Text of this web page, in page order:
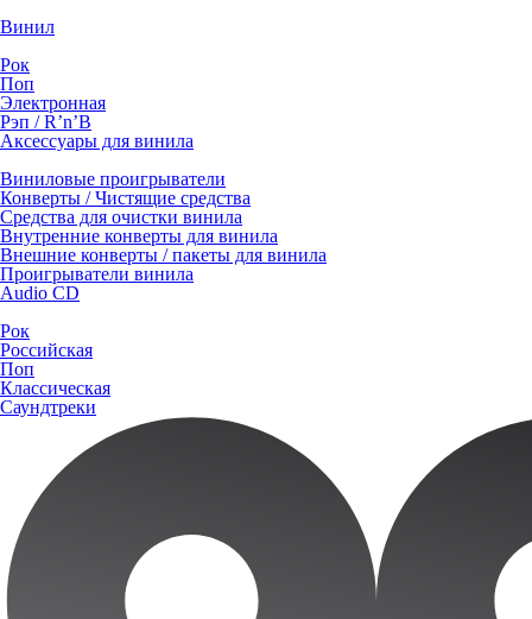
Винил
Рок
Поп
Электронная
Рэп / R’n’B
Аксессуары для винила
Виниловые проигрыватели
Конверты / Чистящие средства
Средства для очистки винила
Внутренние конверты для винила
Внешние конверты / пакеты для винила
Проигрыватели винила
Audio CD
Рок
Российская
Поп
Классическая
Саундтреки